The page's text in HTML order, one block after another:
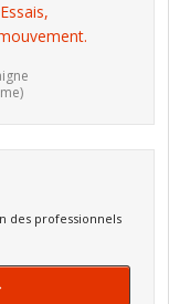
des professionnels